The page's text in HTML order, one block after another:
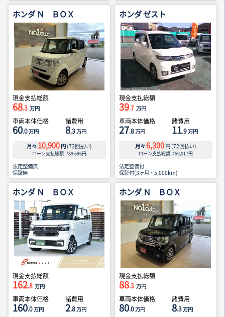
ホンダ Ｎ ＢＯＸ
現金支払総額
68.3 万円
車両本体価格
60.0万円
諸費用
8.3万円
月々 10,900 円 (72回払い)
ローン支払総額 789,696円
法定整備無
保証無
ホンダ ゼスト
現金支払総額
39.7 万円
車両本体価格
27.8万円
諸費用
11.9万円
月々 6,300 円 (72回払い)
ローン支払総額 459,017円
法定整備付
保証付(3ヶ月・5,000km)
ホンダ Ｎ ＢＯＸ
現金支払総額
162.8 万円
車両本体価格
160.0万円
諸費用
2.8万円
ホンダ Ｎ ＢＯＸ
現金支払総額
88.3 万円
車両本体価格
80.0万円
諸費用
8.3万円